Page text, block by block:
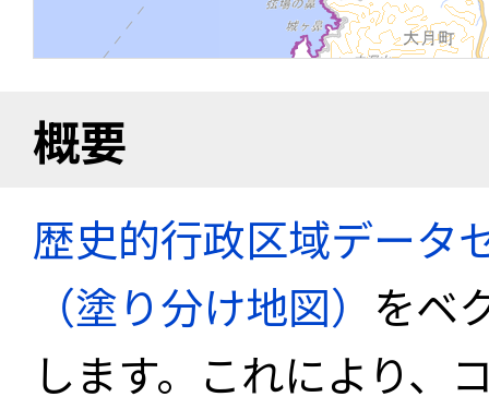
概要
歴史的行政区域データ
（塗り分け地図） をベ
します。これにより、